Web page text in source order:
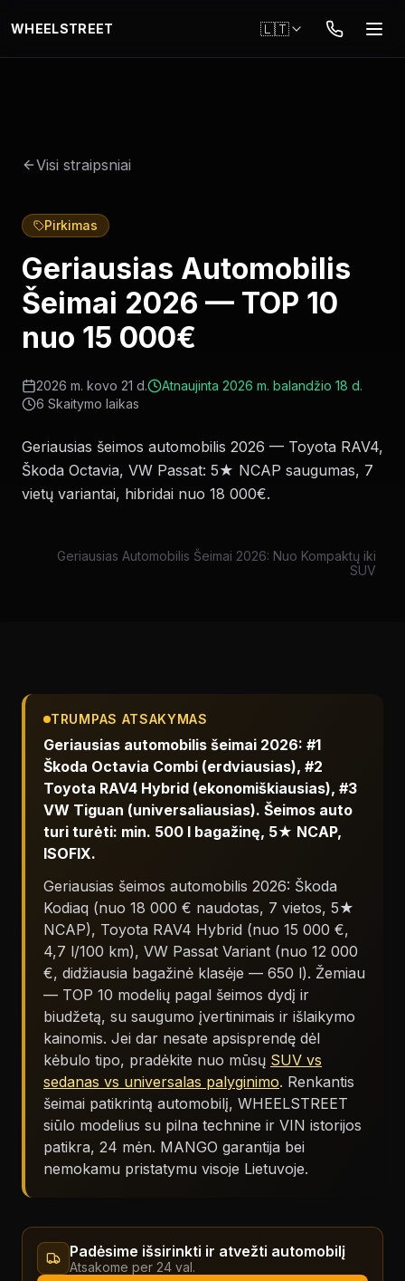
WHEELSTREET 🇱🇹
Visi straipsniai
Pirkimas
Geriausias Automobilis
Šeimai 2026 — TOP 10
nuo 15 000€
2026 m. kovo 21 d. Atnaujinta 2026 m. balandžio 18 d.
6 Skaitymo laikas
Geriausias šeimos automobilis 2026 — Toyota RAV4,
Škoda Octavia, VW Passat: 5★ NCAP saugumas, 7
vietų variantai, hibridai nuo 18 000€.
Geriausias Automobilis Šeimai 2026: Nuo Kompaktų iki
SUV
TRUMPAS ATSAKYMAS
Geriausias automobilis šeimai 2026: #1
Škoda Octavia Combi (erdviausias), #2
Toyota RAV4 Hybrid (ekonomiškiausias), #3
VW Tiguan (universaliausias). Šeimos auto
turi turėti: min. 500 l bagažinę, 5★ NCAP,
ISOFIX.
Geriausias šeimos automobilis 2026: Škoda
Kodiaq (nuo 18 000 € naudotas, 7 vietos, 5★
NCAP), Toyota RAV4 Hybrid (nuo 15 000 €,
4,7 l/100 km), VW Passat Variant (nuo 12 000
€, didžiausia bagažinė klasėje — 650 l). Žemiau
— TOP 10 modelių pagal šeimos dydį ir
biudžetą, su saugumo įvertinimais ir išlaikymo
kainomis. Jei dar nesate apsisprendę dėl
kėbulo tipo, pradėkite nuo mūsų SUV vs
sedanas vs universalas palyginimo. Renkantis
šeimai patikrintą automobilį, WHEELSTREET
siūlo modelius su pilna technine ir VIN istorijos
patikra, 24 mėn. MANGO garantija bei
nemokamu pristatymu visoje Lietuvoje.
Padėsime išsirinkti ir atvežti automobilį
Atsakome per 24 val.